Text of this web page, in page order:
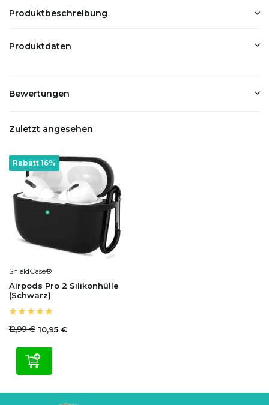
Produktbeschreibung
Produktdaten
Bewertungen
Zuletzt angesehen
Rabatt 16%
ShieldCase®
Airpods Pro 2 Silikonhülle
(Schwarz)
12,99 € 10,95 €